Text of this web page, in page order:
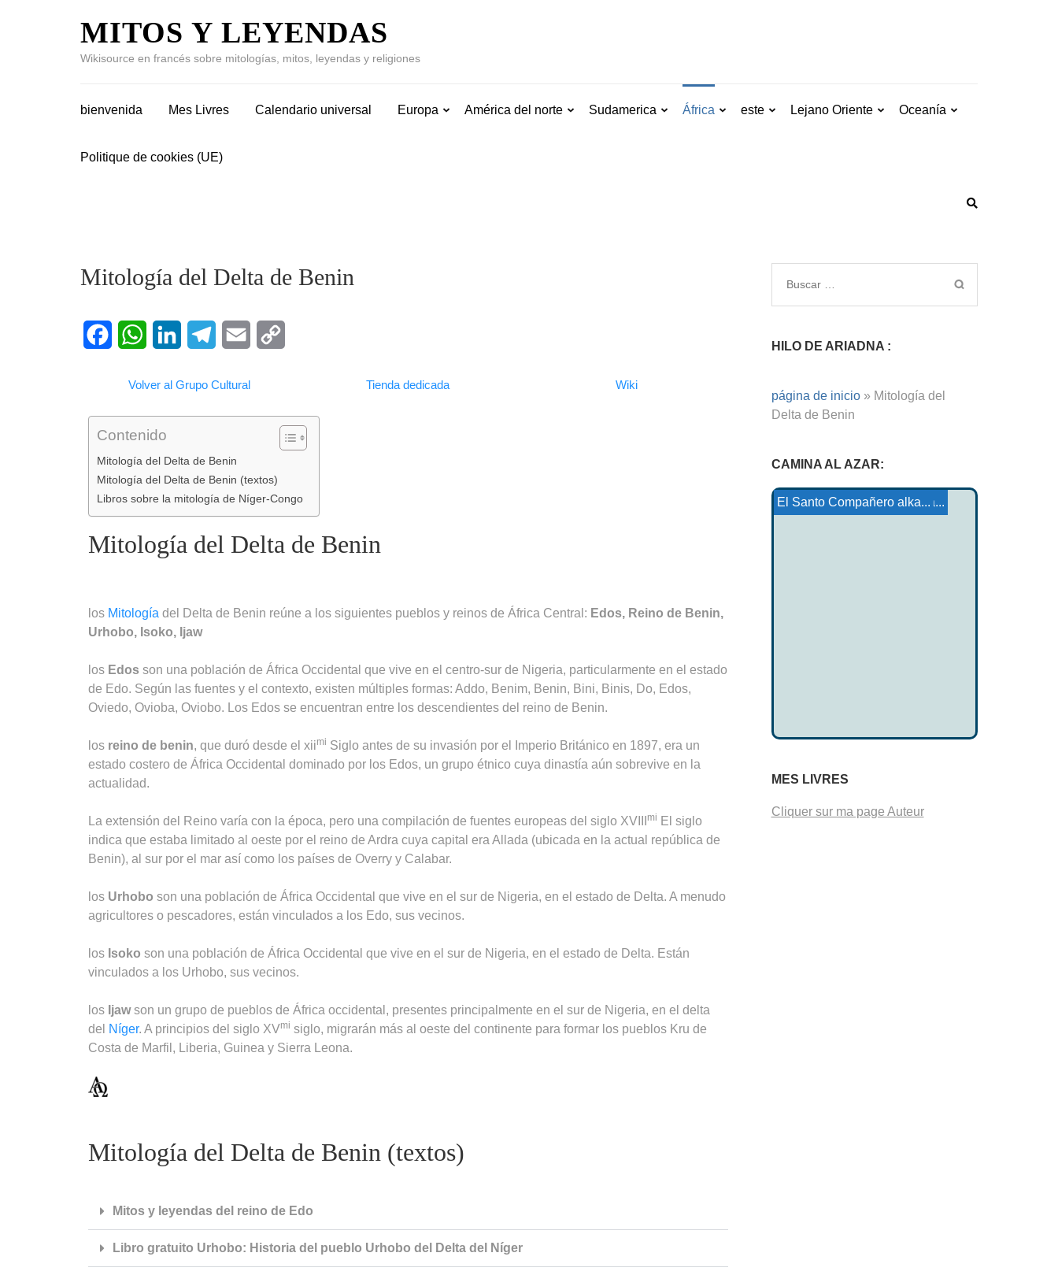
MITOS Y LEYENDAS
Wikisource en francés sobre mitologías, mitos, leyendas y religiones
bienvenida Mes Livres Calendario universal Europa América del norte Sudamerica África este Lejano Oriente Oceanía
Politique de cookies (UE)
Mitología del Delta de Benin
Volver al Grupo Cultural Tienda dedicada Wiki
Contenido
Mitología del Delta de Benin
Mitología del Delta de Benin (textos)
Libros sobre la mitología de Níger-Congo
Mitología del Delta de Benin
los Mitología del Delta de Benin reúne a los siguientes pueblos y reinos de África Central: Edos, Reino de Benin,
Urhobo, Isoko, Ijaw
los Edos son una población de África Occidental que vive en el centro-sur de Nigeria, particularmente en el estado
de Edo. Según las fuentes y el contexto, existen múltiples formas: Addo, Benim, Benin, Bini, Binis, Do, Edos,
Oviedo, Ovioba, Oviobo. Los Edos se encuentran entre los descendientes del reino de Benin.
los reino de benin, que duró desde el xiimi Siglo antes de su invasión por el Imperio Británico en 1897, era un
estado costero de África Occidental dominado por los Edos, un grupo étnico cuya dinastía aún sobrevive en la
actualidad.
La extensión del Reino varía con la época, pero una compilación de fuentes europeas del siglo XVIII mi El siglo
indica que estaba limitado al oeste por el reino de Ardra cuya capital era Allada (ubicada en la actual república de
Benin), al sur por el mar así como los países de Overry y Calabar.
los Urhobo son una población de África Occidental que vive en el sur de Nigeria, en el estado de Delta. A menudo
agricultores o pescadores, están vinculados a los Edo, sus vecinos.
los Isoko son una población de África Occidental que vive en el sur de Nigeria, en el estado de Delta. Están
vinculados a los Urhobo, sus vecinos.
los Ijawson un grupo de pueblos de África occidental, presentes principalmente en el sur de Nigeria, en el delta
del
Níger. A principios del siglo XVmi siglo, migrarán más al oeste del continente para formar los pueblos Kru de
Costa de Marfil, Liberia, Guinea y Sierra Leona.
Mitología del Delta de Benin (textos)
Mitos y leyendas del reino de Edo
Libro gratuito Urhobo: Historia del pueblo Urhobo del Delta del Níger
HILO DE ARIADNA :
página de inicio» Mitología del
Delta de Benin
CAMINA AL AZAR:
Mitología daguestán
Mitología iroquesa
Mashaf Reš el libro negro
María de Francia: Laust...
Sacrificio humano y agrícola...
Mitología Karachay-Balka...
El Santo Compañero
MES LIVRES
Cliquer sur ma page Auteur